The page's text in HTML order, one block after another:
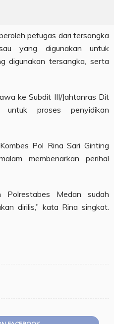
petugas dari tersangka
yang digunakan untuk
digunakan tersangka, serta
ke Subdit III/Jahtanras Dit
untuk proses penyidikan
Pol Rina Sari Ginting
membenarkan perihal
Polrestabes Medan sudah
dirilis,” kata Rina singkat.